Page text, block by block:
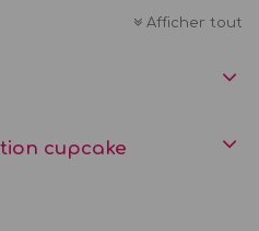
Afficher tout
cupcake